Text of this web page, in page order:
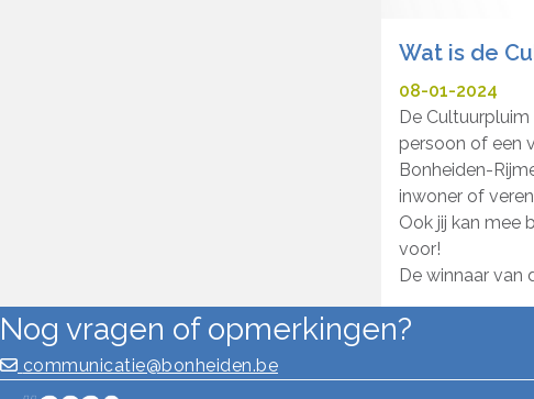
Wat is de
08-01-2024
De
persoon of een
Bonheiden-
inwoner of
Ook jij kan mee
voor!
De winnaar van
Nog vragen of opmerkingen?
communicatie@bonheiden.be